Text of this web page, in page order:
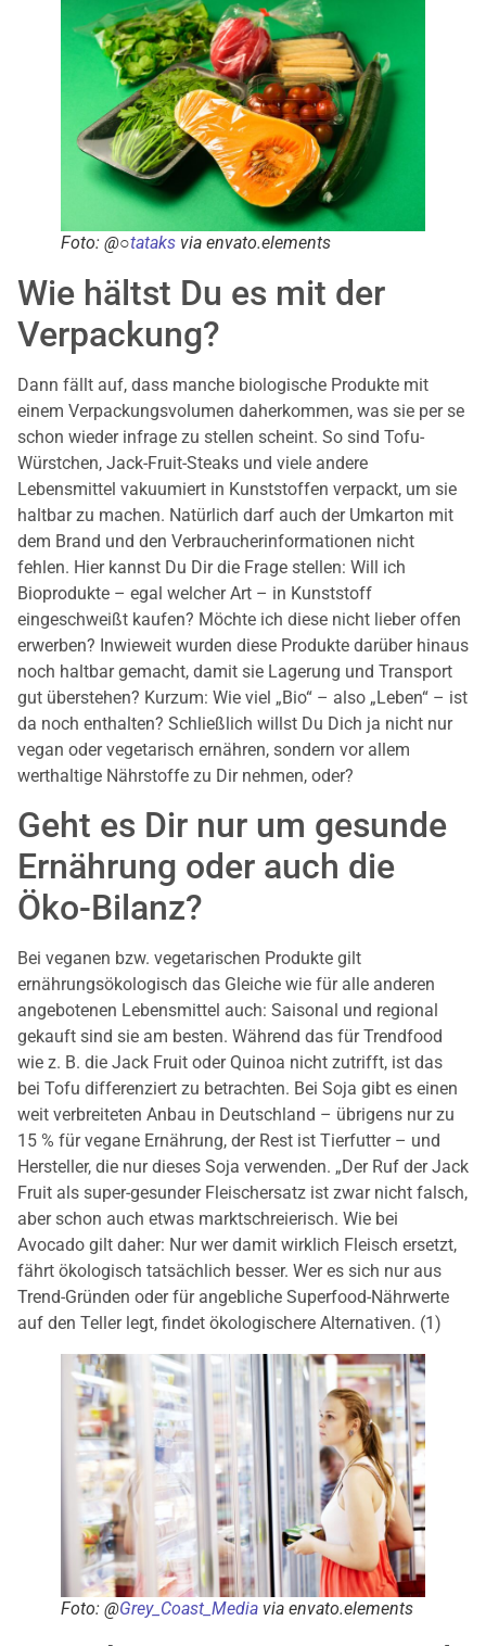
Foto: @○tataks via envato.elements
Wie hältst Du es mit der
Verpackung?
Dann fällt auf, dass manche biologische Produkte mit
einem Verpackungsvolumen daherkommen, was sie per se
schon wieder infrage zu stellen scheint. So sind Tofu-
Würstchen, Jack-Fruit-Steaks und viele andere
Lebensmittel vakuumiert in Kunststoffen verpackt, um sie
haltbar zu machen. Natürlich darf auch der Umkarton mit
dem Brand und den Verbraucherinformationen nicht
fehlen. Hier kannst Du Dir die Frage stellen: Will ich
Bioprodukte – egal welcher Art – in Kunststoff
eingeschweißt kaufen? Möchte ich diese nicht lieber offen
erwerben? Inwieweit wurden diese Produkte darüber hinaus
noch haltbar gemacht, damit sie Lagerung und Transport
gut überstehen? Kurzum: Wie viel „Bio“ – also „Leben“ – ist
da noch enthalten? Schließlich willst Du Dich ja nicht nur
vegan oder vegetarisch ernähren, sondern vor allem
werthaltige Nährstoffe zu Dir nehmen, oder?
Geht es Dir nur um gesunde
Ernährung oder auch die
Öko-Bilanz?
Bei veganen bzw. vegetarischen Produkte gilt
ernährungsökologisch das Gleiche wie für alle anderen
angebotenen Lebensmittel auch: Saisonal und regional
gekauft sind sie am besten. Während das für Trendfood
wie z. B. die Jack Fruit oder Quinoa nicht zutrifft, ist das
bei Tofu differenziert zu betrachten. Bei Soja gibt es einen
weit verbreiteten Anbau in Deutschland – übrigens nur zu
15 % für vegane Ernährung, der Rest ist Tierfutter – und
Hersteller, die nur dieses Soja verwenden. „Der Ruf der Jack
Fruit als super-gesunder Fleischersatz ist zwar nicht falsch,
aber schon auch etwas marktschreierisch. Wie bei
Avocado gilt daher: Nur wer damit wirklich Fleisch ersetzt,
fährt ökologisch tatsächlich besser. Wer es sich nur aus
Trend-Gründen oder für angebliche Superfood-Nährwerte
auf den Teller legt, findet ökologischere Alternativen. (1)
Foto: @Grey_Coast_Media via envato.elements